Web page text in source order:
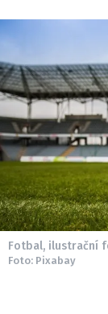
Fotbal, ilustrační
Foto: Pixabay